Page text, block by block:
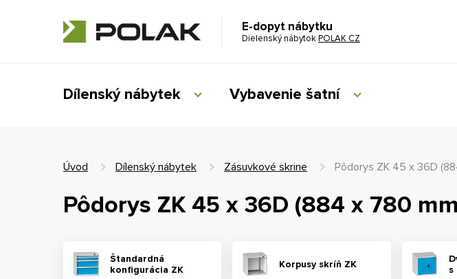
E-dopyt nábytku
Dielenský nábytokPOLAK CZ
Dílenský nábytek Vybavenie šatní
Úvod Dílenský nábytek Zásuvkové skrine Pôdorys ZK 45 x 36D
Pôdorys ZK 45 x 36D (884 x 780
Štandardná
konfigurácia ZK
Korpusy skríň ZK
s